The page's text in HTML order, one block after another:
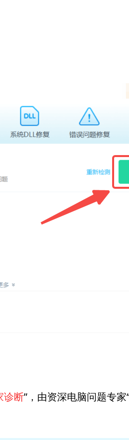
诊断”，由资深电脑问题专家